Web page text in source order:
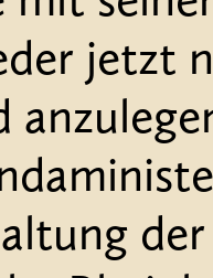
jetzt